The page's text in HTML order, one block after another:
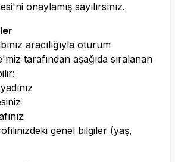
onaylamış sayılırsınız.
aracılığıyla oturum
tarafından aşağıda sıralanan
genel bilgiler (yaş,